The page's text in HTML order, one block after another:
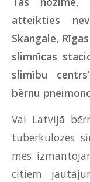
atteikties
Skangale,
slimnīcas
slimību
bērnu
Vai Latvijā
tuberkulozes
mēs
citiem